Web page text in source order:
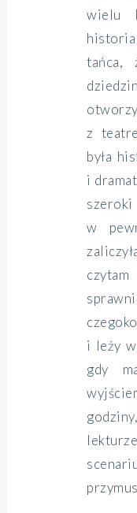
wielu
tańca,
z
była
i
w
i leży
gdy